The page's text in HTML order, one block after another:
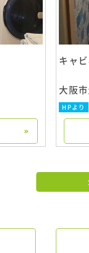
キャ
大阪
HPより